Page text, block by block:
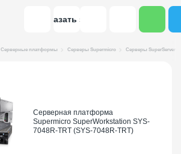
Заказать звонок
Серверные платформы Серверы Supermicro Серверы SuperServer
Серверная платформа
Supermicro SuperWorkstation SYS-
7048R-TRT (SYS-7048R-TRT)